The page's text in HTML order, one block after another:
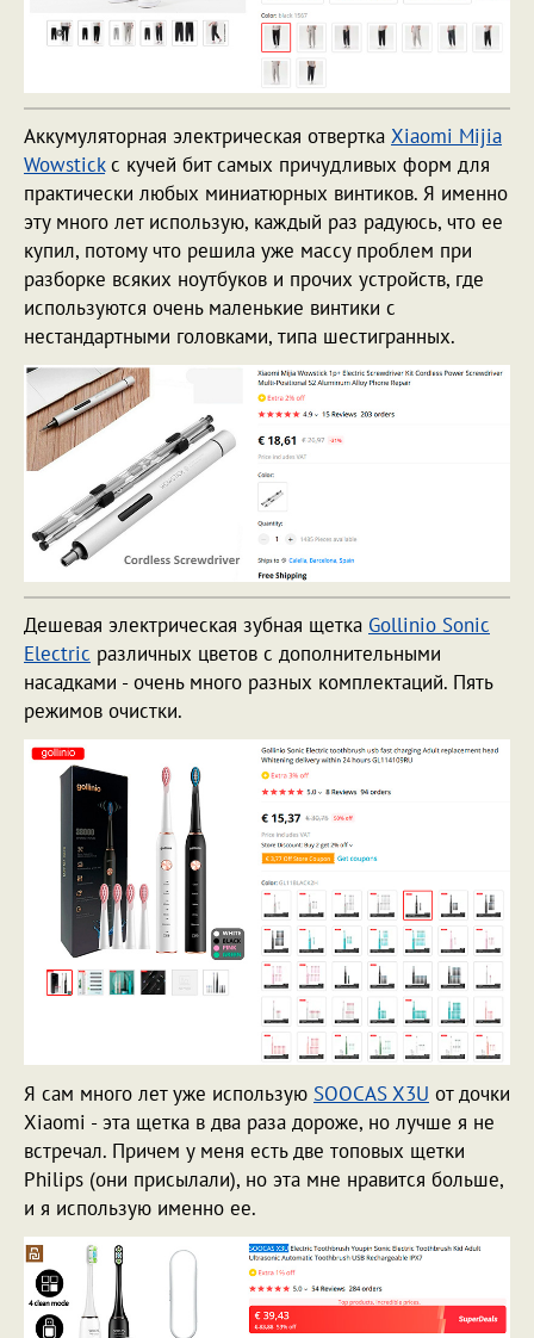
Аккумуляторная электрическая отвертка Xiaomi Mijia
Wowstickс кучей бит самых причудливых форм для
практически любых миниатюрных винтиков. Я именно
эту много лет использую, каждый раз радуюсь, что ее
купил, потому что решила уже массу проблем при
разборке всяких ноутбуков и прочих устройств, где
используются очень маленькие винтики с
нестандартными головками, типа шестигранных.
Дешевая электрическая зубная щетка Gollinio Sonic
Electric различных цветов с дополнительными
насадками - очень много разных комплектаций. Пять
режимов очистки.
Я сам много лет уже использую SOOCAS X3U от дочки
Xiaomi - эта щетка в два раза дороже, но лучше я не
встречал. Причем у меня есть две топовых щетки
Philips (они присылали), но эта мне нравится больше,
и я использую именно ее.